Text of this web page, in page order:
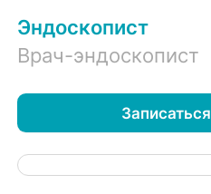
Эндоскопист
Врач-эндоскопист